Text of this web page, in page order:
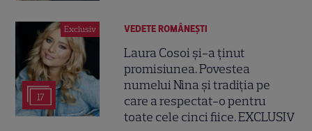
Exclusiv
17
VEDETE ROMÂNEŞTI
Laura Cosoi și-a ținut
promisiunea. Povestea
numelui Nina și tradiția pe
care a respectat-o pentru
toate cele cinci fiice. EXCLUSIV